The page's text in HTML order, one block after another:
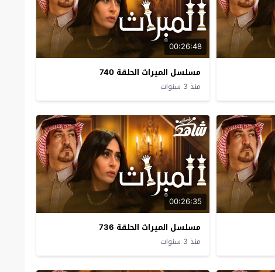
00:26:48
مسلسل الميراث الحلقة 740
منذ 3 سنوات
00:26:35
مسلسل الميراث الحلقة 736
منذ 3 سنوات